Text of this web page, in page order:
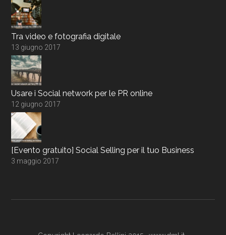
Tra video e fotografia digitale
13 giugno 2017
Usare i Social network per le PR online
12 giugno 2017
[Evento gratuito] Social Selling per il tuo Business
3 maggio 2017